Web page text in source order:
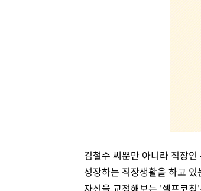
김철수 씨뿐만 아니라 직장
성장하는 직장생활을 하고
자신을 교정해보는 '셀프코